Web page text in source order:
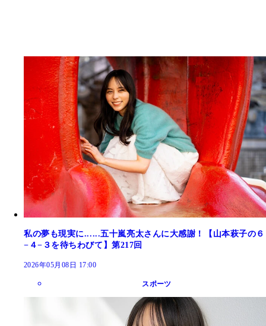
私の夢も現実に......五十嵐亮太さんに大感謝！【山本萩子の６
−４−３を待ちわびて】第217回
2026年05月08日 17:00
スポーツ